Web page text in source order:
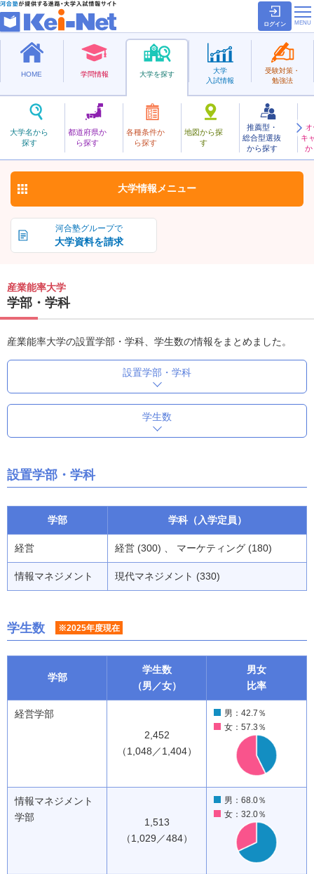
ログイン
HOME 学問情報 大学を探す
大学名から
探す
都道府県か
ら探す
各種条件か
ら探す
地図から探
す
推薦型・
総合型選抜
から探す
キ
か
大学
入試情報
受験対策・
勉強法
私立
さんぎょうのうりつ
産業能率大学 お気に入り
河合塾グループで
大学資料を請求
大学情報 メニュー
産業能率大学
学部・学科
産業能率大学の設置学部・学科、学生数の情報をまとめました。
設置学部・学科
学生数
設置学部・学科
学部 学科（入学定員）
経営 経営 (300) 、 マーケティング (180)
情報マネジメント 現代マネジメント (330)
学生数 ※2025年度現在
学部
学生数
（男／女）
男女
比率
経営学部
2,452
（1,048／1,404）
男：42.7％
女：57.3％
情報マネジメント
学部
1,513
（1,029／484）
男：68.0％
女：32.0％